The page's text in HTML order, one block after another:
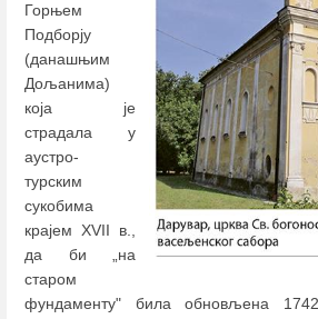
Горњем
Подборју
(данашњим
Дољанима)
која је
страдала у
аустро-
турским
сукобима
крајем XVII в.,
да би „на
старом
фундаменту" била обновљена